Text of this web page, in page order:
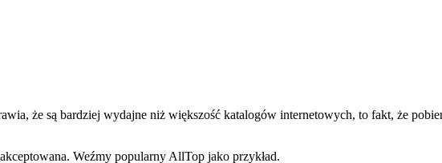
że są bardziej wydajne niż większość katalogów internetowych, to fakt, że
Weźmy popularny AllTop jako przykład.